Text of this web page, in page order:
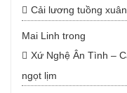
Cải lương tuồng
Mai Linh trong
Xứ Nghệ Ân Tình –
ngọt lịm